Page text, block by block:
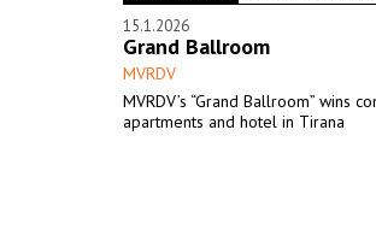
15.1.2026
Grand Ballroom
MVRDV
MVRDV’s “Grand Ballroom” wins
apartments and hotel in Tirana